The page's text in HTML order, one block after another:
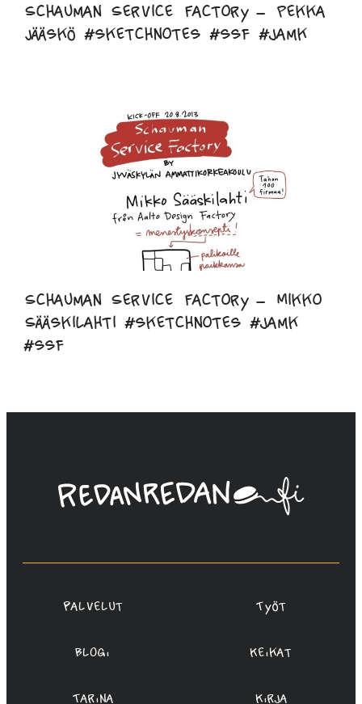
Schauman Service Factory – Pekka
Jääskö #sketchnotes #ssf #jamk
Schauman Service Factory – Mikko
Sääskilahti #sketchnotes #jamk
#ssf
Linda
Saukko-
Oy
Palvelut Työt
Blogi Keikat
Tarina Kirja